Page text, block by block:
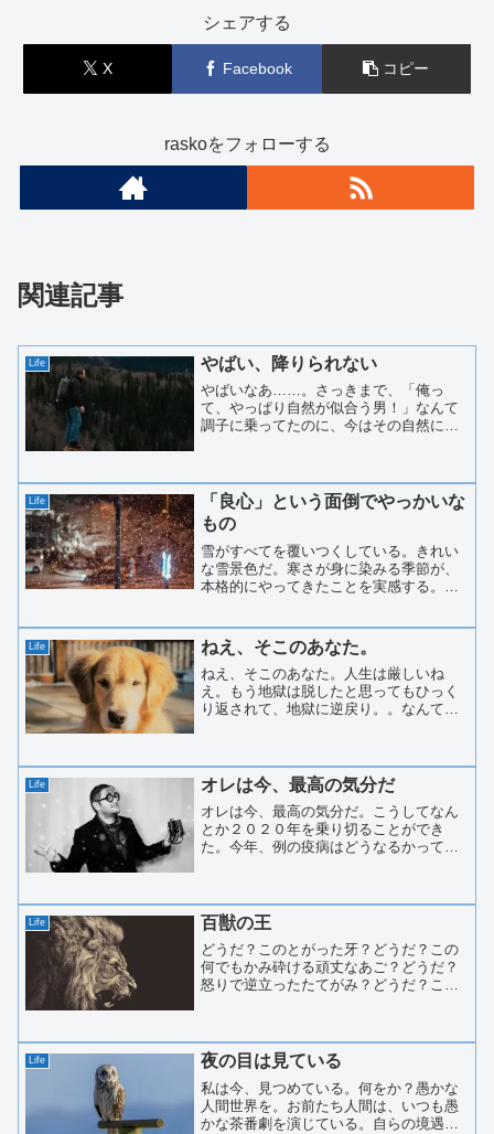
シェアする
X Facebook コピー
raskoをフォローする
関連記事
Life やばい、降りられない
やばいなあ……。さっきまで、「俺っ
て、やっぱり自然が似合う男！」なんて
調子に乗ってたのに、今はその自然に全
この岩に、なんとなく「のぼってみたら
映えるかも」なんて軽いノリ...
Life
「良心」という面倒でやっかいな
もの
雪がすべてを覆いつくしている。きれい
な雪景色だ。寒さが身に染みる季節が、
本格的にやってきたことを実感する。雪
もの、単純なもの。きれいなもの、汚い
もの。派手なもの、陰気な...
Life ねえ、そこのあなた。
ねえ、そこのあなた。人生は厳しいね
え。もう地獄は脱したと思ってもひっく
り返されて、地獄に逆戻り。。なんてこ
てみたぜ。幸福とかの話にな...
Life オレは今、最高の気分だ
オレは今、最高の気分だ。こうしてなん
とか２０２０年を乗り切ることができ
た。今年、例の疫病はどうなるかって？
とを、まずは、自分に誉めてやろう。そ
う言えば、昨年、ニューヨー...
Life 百獣の王
どうだ？このとがった牙？どうだ？この
何でもかみ砕ける頑丈なあご？どうだ？
怒りで逆立ったたてがみ？どうだ？この
からと言って、誰もお前を責めやしな
い。なぜなら、オレは百獣の...
Life 夜の目は見ている
私は今、見つめている。何をか？愚かな
人間世界を。お前たち人間は、いつも愚
かな茶番劇を演じている。自らの境遇へ